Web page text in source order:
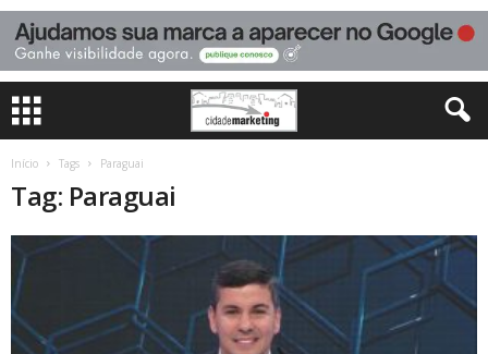
Início Tags Paraguai
Tag: Paraguai